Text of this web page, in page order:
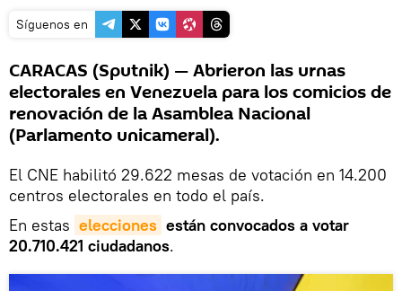
Síguenos en
CARACAS (Sputnik) — Abrieron las urnas
electorales en Venezuela para los comicios de
renovación de la Asamblea Nacional
(Parlamento unicameral).
El CNE habilitó 29.622 mesas de votación en 14.200
centros electorales en todo el país.
En estas elecciones están convocados a votar
20.710.421 ciudadanos.